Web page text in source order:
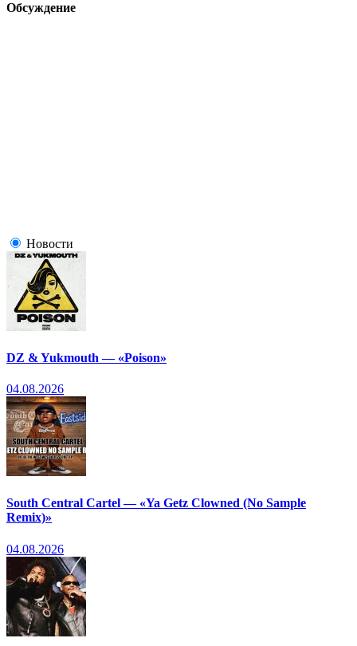
Обсуждение
Новости
DZ & Yukmouth — «Poison»
04.08.2026
South Central Cartel — «Ya Getz Clowned (No Sample
Remix)»
04.08.2026